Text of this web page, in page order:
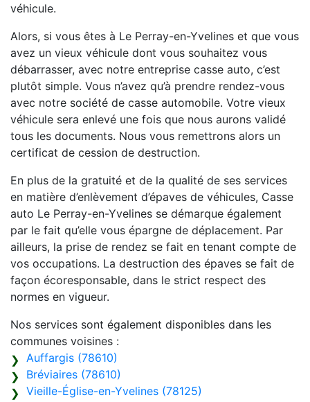
véhicule.
Alors, si vous êtes à Le Perray-en-Yvelines et que vous
avez un vieux véhicule dont vous souhaitez vous
débarrasser, avec notre entreprise casse auto, c’est
plutôt simple. Vous n’avez qu’à prendre rendez-vous
avec notre société de casse automobile. Votre vieux
véhicule sera enlevé une fois que nous aurons validé
tous les documents. Nous vous remettrons alors un
certificat de cession de destruction.
En plus de la gratuité et de la qualité de ses services
en matière d’enlèvement d’épaves de véhicules, Casse
auto Le Perray-en-Yvelines se démarque également
par le fait qu’elle vous épargne de déplacement. Par
ailleurs, la prise de rendez se fait en tenant compte de
vos occupations. La destruction des épaves se fait de
façon écoresponsable, dans le strict respect des
normes en vigueur.
Nos services sont également disponibles dans les
communes voisines :
Auffargis (78610)
Bréviaires (78610)
Vieille-Église-en-Yvelines (78125)